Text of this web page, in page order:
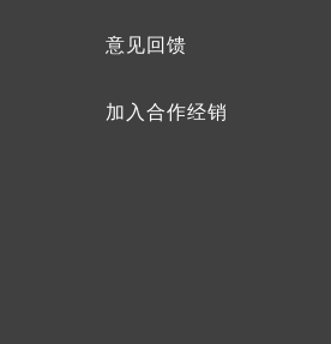
意见回馈
加入合作经销